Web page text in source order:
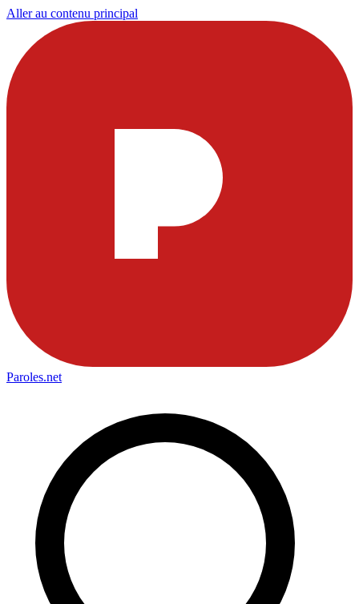
Aller au contenu principal
Paroles.net